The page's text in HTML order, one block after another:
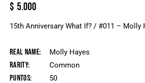
$ 5.000
15th Anniversary What If? / #011 – Molly
Real Name Molly Hayes
Rarity Common
Puntos 50